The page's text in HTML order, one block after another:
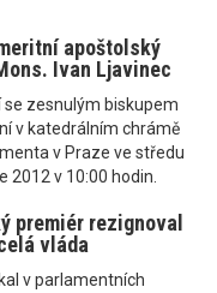
apoštolský
Ivan Ljavinec
se zesnulým biskupem
v katedrálním chrámě
v Praze ve středu
2012 v 10:00 hodin.
premiér rezignoval
vláda
v parlamentních